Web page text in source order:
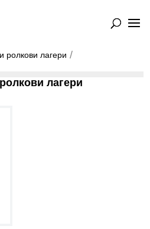
ролкови лагери
лагери